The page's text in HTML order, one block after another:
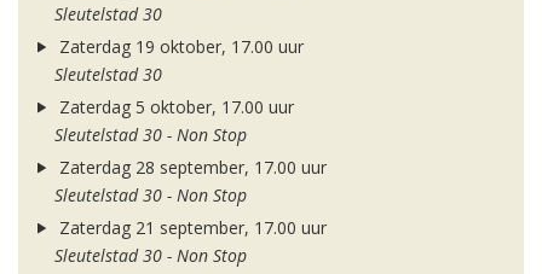
Sleutelstad 30
Zaterdag 19 oktober, 17.00 uur
Sleutelstad 30
Zaterdag 5 oktober, 17.00 uur
Sleutelstad 30 - Non Stop
Zaterdag 28 september, 17.00 uur
Sleutelstad 30 - Non Stop
Zaterdag 21 september, 17.00 uur
Sleutelstad 30 - Non Stop